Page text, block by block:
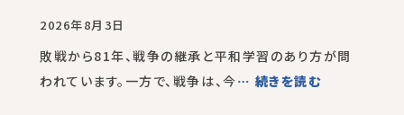
2026年8月3日
敗戦から81年、戦争の継承と平和学習のあり方が問
われています。一方で、戦争は、今… 続きを読む